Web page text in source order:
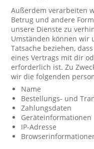
Außerdem verarbeiten
Betrug und andere
unsere Dienste zu
Umständen können wir
Tatsache beziehen,
eines Vertrags mit dir
erforderlich ist. Zu
wir die folgenden
Name
Bestellungs- und
Zahlungsdaten
Geräteinformationen
IP-Adresse